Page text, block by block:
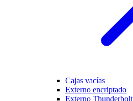
Cajas vacías
Externo encriptado
Externo Thunderbolt